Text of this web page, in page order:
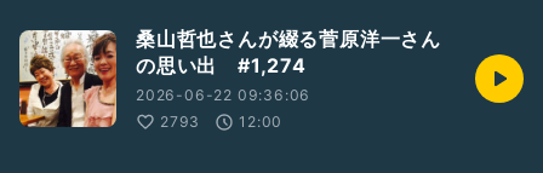
桑山哲也さんが綴る菅原洋一さん
の思い出 #1,274
2026-06-22 09:36:06
2793
12:00